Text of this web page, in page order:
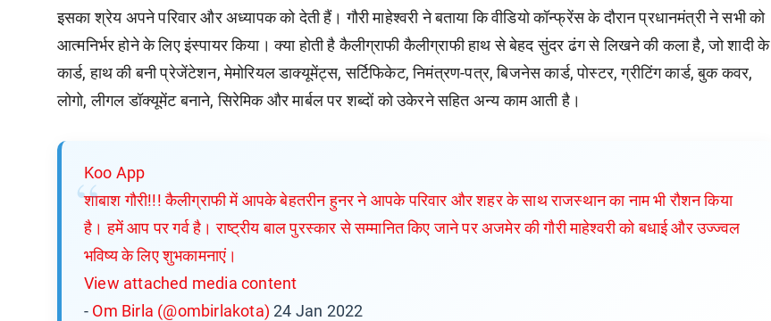
इसका श्रेय अपने परिवार और अध्यापक को देती हैं। गौरी माहेश्वरी ने बताया कि वीडियो कॉन्फ्रेंस के दौरान प्रधानमंत्री ने सभी को
आत्मनिर्भर होने के लिए इंस्पायर किया। क्या होती है कैलीग्राफी कैलीग्राफी हाथ से बेहद सुंदर ढंग से लिखने की कला है, जो शादी के
कार्ड, हाथ की बनी प्रेजेंटेशन, मेमोरियल डाक्यूमेंट्स, सर्टिफिकेट, निमंत्रण-पत्र, बिजनेस कार्ड, पोस्टर, ग्रीटिंग कार्ड, बुक कवर,
लोगो, लीगल डॉक्यूमेंट बनाने, सिरेमिक और मार्बल पर शब्दों को उकेरने सहित अन्य काम आती है।
Koo App
शाबाश गौरी!!! कैलीग्राफी में आपके बेहतरीन हुनर ने आपके परिवार और शहर के साथ राजस्थान का नाम भी रौशन किया
है। हमें आप पर गर्व है। राष्ट्रीय बाल पुरस्कार से सम्मानित किए जाने पर अजमेर की गौरी माहेश्वरी को बधाई और उज्ज्वल
भविष्य के लिए शुभकामनाएं।
View attached media content
- Om Birla (@ombirlakota) 24 Jan 2022